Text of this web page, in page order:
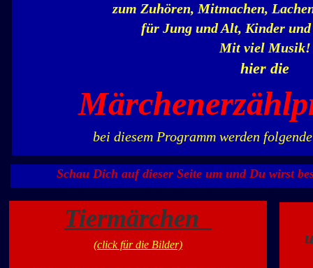
Schau Dich auf dieser Seite um und Du wirst
Tiermärchen
(click für die Bilder)
zum Zuhören, Mitmachen,
für Jung und Alt, Kinder und
Mit viel Musik!
hier die
bei diesem Programm werden